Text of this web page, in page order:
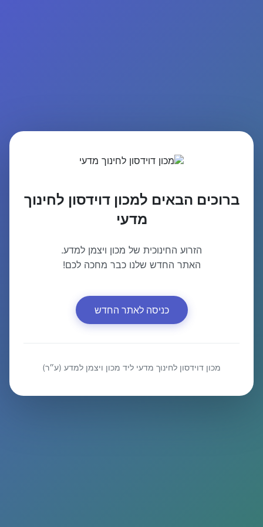
ברוכים הבאים למכון דוידסון לחינוך
מדעי
הזרוע החינוכית של מכון ויצמן למדע.
האתר החדש שלנו כבר מחכה לכם!
כניסה לאתר החדש
מכון דוידסון לחינוך מדעי ליד מכון ויצמן למדע (ע״ר)